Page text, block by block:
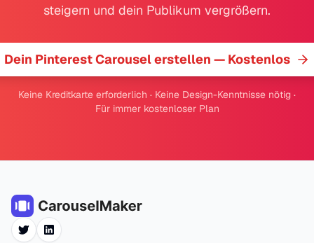
steigern und dein Publikum vergrößern.
Dein Pinterest Carousel erstellen — Kostenlos
Keine Kreditkarte erforderlich · Keine Design-Kenntnisse nötig ·
Für immer kostenloser Plan
TwitterLinkedIn